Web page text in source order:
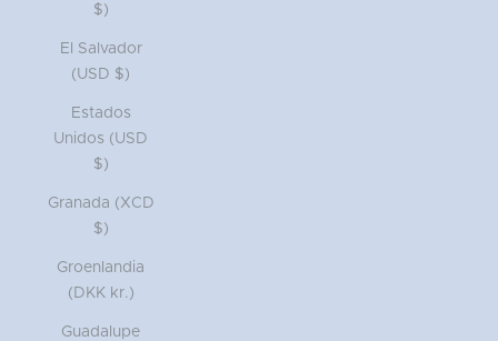
$)
El Salvador
(USD $)
Estados
Unidos (USD
$)
Granada (XCD
$)
Groenlandia
(DKK kr.)
Guadalupe